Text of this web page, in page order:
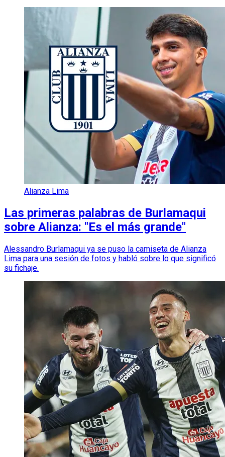
Alianza Lima
Las primeras palabras de Burlamaqui
sobre Alianza: "Es el más grande"
Alessandro Burlamaqui ya se puso la camiseta de Alianza
Lima para una sesión de fotos y habló sobre lo que significó
su fichaje.